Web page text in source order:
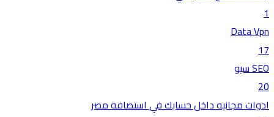
1
Data Vpn
17
SEO سيو
20
ادوات مجانيه داخل حسابك في استضافة مصر